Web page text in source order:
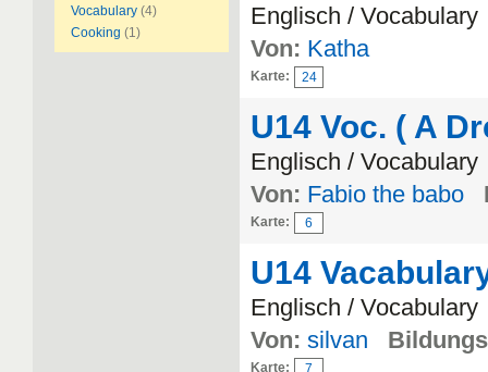
Vocabulary (4)
Cooking (1)
Englisch / Vocabulary
Von: Katha
Karte: 24
U14 Voc. ( A
Englisch / Vocabulary
Von: Fabio the babo
Karte: 6
U14
Englisch / Vocabulary
Von: silvan
Karte: 7